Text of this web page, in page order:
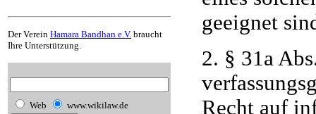
Der Verein Hamara Bandhan e.V. braucht
Ihre Unterstützung.
Web www.wikilaw.de
geeignet
2. § 31a
Recht auf